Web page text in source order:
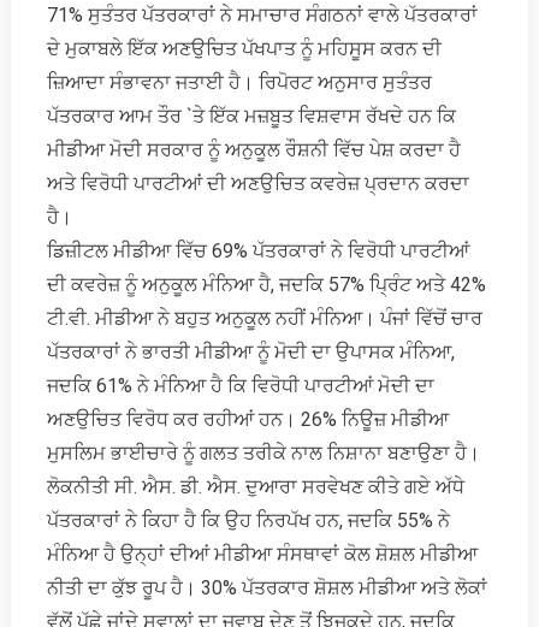
71% ਸੁਤੰਤਰ ਪੱਤਰਕਾਰਾਂ ਨੇ ਸਮਾਚਾਰ ਸੰਗਠਨਾਂ ਵਾਲੇ ਪੱਤਰਕਾਰਾਂ
ਦੇ ਮੁਕਾਬਲੇ ਇੱਕ ਅਣਉਚਿਤ ਪੱਖਪਾਤ ਨੂੰ ਮਹਿਸੂਸ ਕਰਨ ਦੀ
ਜ਼ਿਆਦਾ ਸੰਭਾਵਨਾ ਜਤਾਈ ਹੈ। ਰਿਪੋਰਟ ਅਨੁਸਾਰ ਸੁਤੰਤਰ
ਪੱਤਰਕਾਰ ਆਮ ਤੌਰ `ਤੇ ਇੱਕ ਮਜ਼ਬੂਤ ਵਿਸ਼ਵਾਸ ਰੱਖਦੇ ਹਨ ਕਿ
ਮੀਡੀਆ ਮੋਦੀ ਸਰਕਾਰ ਨੂੰ ਅਨੁਕੂਲ ਰੌਸ਼ਨੀ ਵਿੱਚ ਪੇਸ਼ ਕਰਦਾ ਹੈ
ਅਤੇ ਵਿਰੋਧੀ ਪਾਰਟੀਆਂ ਦੀ ਅਣਉਚਿਤ ਕਵਰੇਜ਼ ਪ੍ਰਦਾਨ ਕਰਦਾ
ਹੈ।
ਡਿਜ਼ੀਟਲ ਮੀਡੀਆ ਵਿੱਚ 69% ਪੱਤਰਕਾਰਾਂ ਨੇ ਵਿਰੋਧੀ ਪਾਰਟੀਆਂ
ਦੀ ਕਵਰੇਜ਼ ਨੂੰ ਅਨੁਕੂਲ ਮੰਨਿਆ ਹੈ, ਜਦਕਿ 57% ਪ੍ਰਿੰਟ ਅਤੇ 42%
ਟੀ.ਵੀ. ਮੀਡੀਆ ਨੇ ਬਹੁਤ ਅਨੁਕੂਲ ਨਹੀਂ ਮੰਨਿਆ। ਪੰਜਾਂ ਵਿੱਚੋਂ ਚਾਰ
ਪੱਤਰਕਾਰਾਂ ਨੇ ਭਾਰਤੀ ਮੀਡੀਆ ਨੂੰ ਮੋਦੀ ਦਾ ਉਪਾਸਕ ਮੰਨਿਆ,
ਜਦਕਿ 61% ਨੇ ਮੰਨਿਆ ਹੈ ਕਿ ਵਿਰੋਧੀ ਪਾਰਟੀਆਂ ਮੋਦੀ ਦਾ
ਅਣਉਚਿਤ ਵਿਰੋਧ ਕਰ ਰਹੀਆਂ ਹਨ। 26% ਨਿਊਜ਼ ਮੀਡੀਆ
ਮੁਸਲਿਮ ਭਾਈਚਾਰੇ ਨੂੰ ਗਲਤ ਤਰੀਕੇ ਨਾਲ ਨਿਸ਼ਾਨਾ ਬਣਾਉਣਾ ਹੈ।
ਲੋਕਨੀਤੀ ਸੀ. ਐਸ. ਡੀ. ਐਸ. ਦੁਆਰਾ ਸਰਵੇਖਣ ਕੀਤੇ ਗਏ ਅੱਧੇ
ਪੱਤਰਕਾਰਾਂ ਨੇ ਕਿਹਾ ਹੈ ਕਿ ਉਹ ਨਿਰਪੱਖ ਹਨ, ਜਦਕਿ 55% ਨੇ
ਮੰਨਿਆ ਹੈ ਉਨ੍ਹਾਂ ਦੀਆਂ ਮੀਡੀਆ ਸੰਸਥਾਵਾਂ ਕੋਲ ਸ਼ੋਸ਼ਲ ਮੀਡੀਆ
ਨੀਤੀ ਦਾ ਕੁੱਝ ਰੂਪ ਹੈ। 30% ਪੱਤਰਕਾਰ ਸ਼ੋਸ਼ਲ ਮੀਡੀਆ ਅਤੇ ਲੋਕਾਂ
ਵੱਲੋਂ ਪੁੱਛੇ ਜਾਂਦੇ ਸਵਾਲਾਂ ਦਾ ਜਵਾਬ ਦੇਣ ਤੋਂ ਝਿਜਕਦੇ ਹਨ, ਜਦਕਿ